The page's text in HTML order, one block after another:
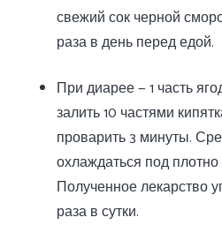
свежий сок черной
раза в день перед едой.
При диарее — 1 часть
залить 10 частями
проварить 3 минуты.
охлаждаться под
Полученное лекарство
раза в сутки.